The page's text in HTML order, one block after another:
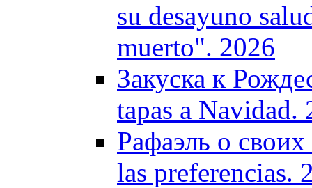
su desayuno
muerto". 2026
Закуска к
tapas a Navidad.
Рафаэль о
las preferencias.